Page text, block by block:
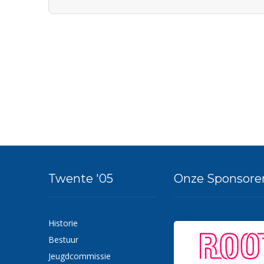
Twente '05
Historie
Bestuur
Jeugdcommissie
Onze